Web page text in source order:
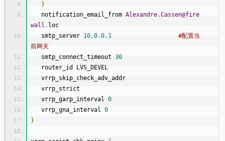
}
   notification_email_from
Alexandre.Cassen@fire
wall . loc
   smtp_server
10.0.0.1
#配置当
前网关
   smtp_connect_timeout
30
   router_id LVS_DEVEL
   vrrp_skip_check_adv_addr
   vrrp_strict
   vrrp_garp_interval
0
   vrrp_gna_interval
0
}